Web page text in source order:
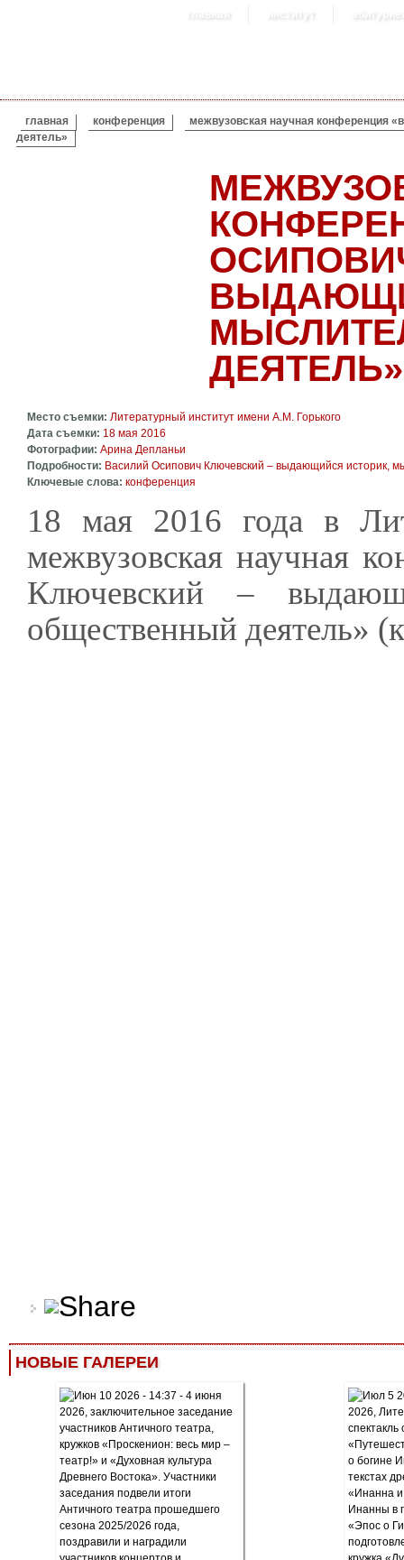
главная институт
ВЫ ЗДЕСЬ
главная конференция
межвузовская научная конференция
деятель»
ДЕЯТЕЛЬ»
Место съемки: Литературный институт имени А.М. Горького
Дата съемки: 18 мая 2016
Фотографии: Арина Депланьи
Подробности: Василий Осипович Ключевский – выдающийся историк,
Ключевые слова: конференция
18 мая 2016 года в
межвузовская научная
Ключевский –
общественный деятель»
НОВЫЕ ГАЛЕРЕИ